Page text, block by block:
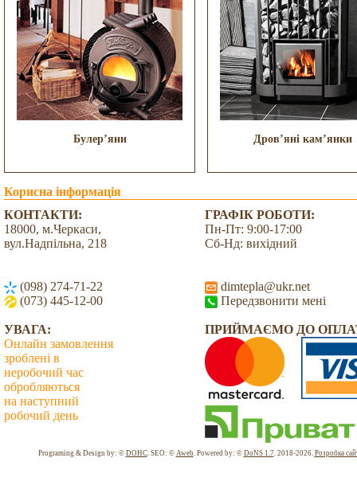
Булер’яни Дров’яні кам’янки
Корисна інформація
КОНТАКТИ:
18000, м.Черкаси,
вул.Надпільна, 218
(098) 274-71-22
(073) 445-12-00
ГРАФІК РОБОТИ:
Пн-Пт: 9:00-17:00
Сб-Нд: вихідний
dimtepla@ukr.net
Передзвонити мені
УВАГА:
Онлайн замовлення
зроблені в
неробочий час
обробляються
на наступний
робочий день
ПРИЙМАЄМО ДО
Programing & Design by: © DOHC. SEO: © Aweb. Powered by: © DoNS 1.7. 2018-2026. Розробка